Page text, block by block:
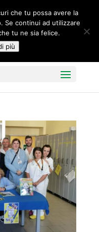
che tu possa avere la
Se continui ad utilizzare
tu ne sia felice.
più